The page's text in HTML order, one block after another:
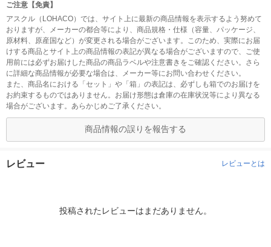
ご注意【免責】
アスクル（LOHACO）では、サイト上に最新の商品情報を表示するよう努めて
おりますが、メーカーの都合等により、商品規格・仕様（容量、パッケージ、
原材料、原産国など）が変更される場合がございます。このため、実際にお届
けする商品とサイト上の商品情報の表記が異なる場合がございますので、ご使
用前には必ずお届けした商品の商品ラベルや注意書きをご確認ください。さら
に詳細な商品情報が必要な場合は、メーカー等にお問い合わせください。
また、商品名における「セット」や「箱」の表記は、必ずしも箱でのお届けを
お約束するものではありません。お届け形態は倉庫の在庫状況等により異なる
場合がございます。あらかじめご了承ください。
商品情報の誤りを報告する
レビュー レビューとは
投稿されたレビューはまだありません。